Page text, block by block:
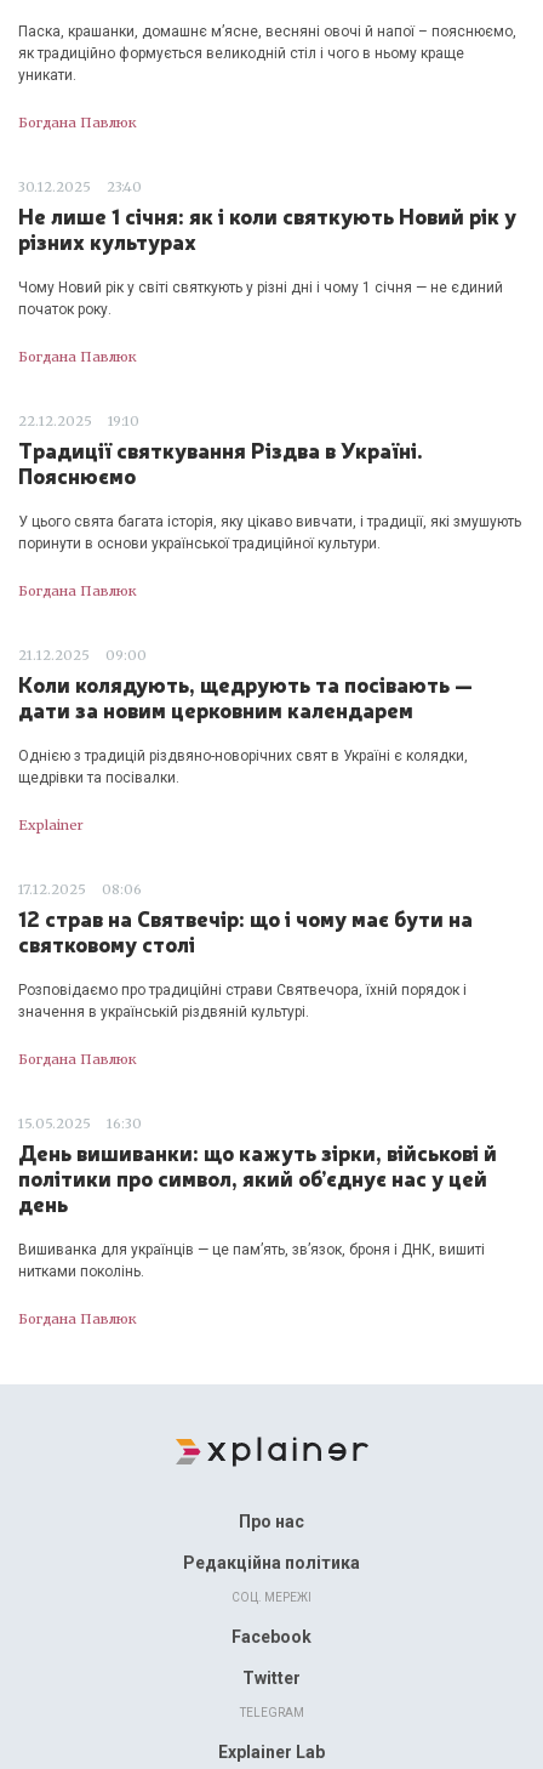
Паска, крашанки, домашнє м’ясне, весняні овочі й напої – пояснюємо,
як традиційно формується великодній стіл і чого в ньому краще
уникати.
Богдана Павлюк
30.12.2025 23:40
Не лише 1 січня: як і коли святкують Новий рік у
різних культурах
Чому Новий рік у світі святкують у різні дні і чому 1 січня — не єдиний
початок року.
Богдана Павлюк
22.12.2025 19:10
Традиції святкування Різдва в Україні.
Пояснюємо
У цього свята багата історія, яку цікаво вивчати, і традиції, які змушують
поринути в основи української традиційної культури.
Богдана Павлюк
21.12.2025 09:00
Коли колядують, щедрують та посівають —
дати за новим церковним календарем
Однією з традицій різдвяно-новорічних свят в Україні є колядки,
щедрівки та посівалки.
Explainer
17.12.2025 08:06
12 страв на Святвечір: що і чому має бути на
святковому столі
Розповідаємо про традиційні страви Святвечора, їхній порядок і
значення в українській різдвяній культурі.
Богдана Павлюк
15.05.2025 16:30
День вишиванки: що кажуть зірки, військові й
політики про символ, який об’єднує нас у цей
день
Вишиванка для українців — це памʼять, зв’язок, броня і ДНК, вишиті
нитками поколінь.
Богдана Павлюк
Про нас
Редакційна політика
СОЦ. МЕРЕЖІ
Facebook
Twitter
TELEGRAM
Explainer Lab